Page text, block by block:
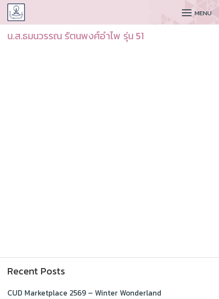
CUDAA MENU
น.ส.ธมนวรรณ รัตนพงศ์อำไพ รุ่น 51
Recent Posts
CUD Marketplace 2569 – Winter Wonderland